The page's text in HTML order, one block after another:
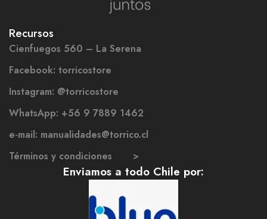
Recursos
Cienfuegos 560 – La Serena
Facebook: torricostore
Instagram: @torricostore
WhatsApp: +56 9 7889 1462
e-mail: manualidades@torrico.cl
Términos y condiciones >
Enviamos a todo Chile por: